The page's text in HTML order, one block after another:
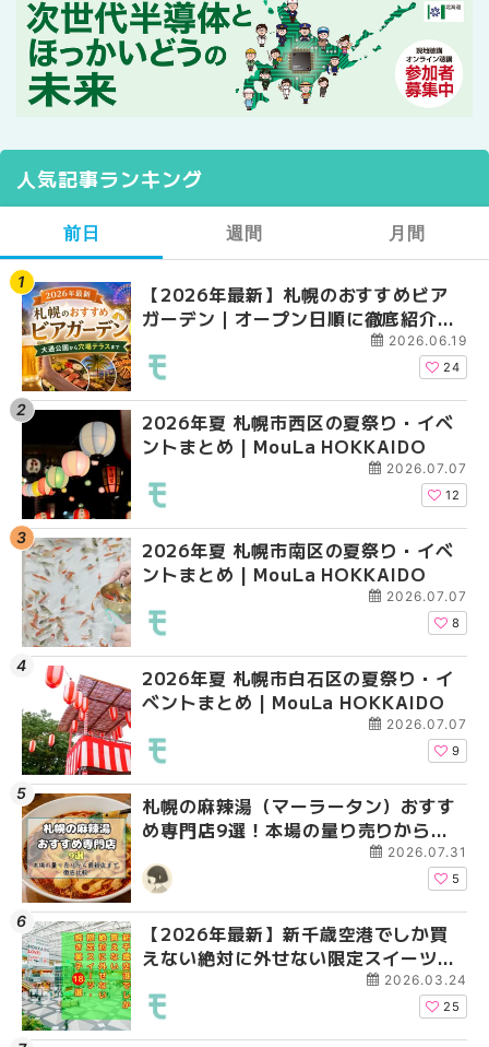
人気記事ランキング
前日
【2026年最新】札幌のおすすめビア
ガーデン｜オープン日順に徹底紹介！
大通公園から穴場テラスまで | MouLa
HOKKAIDO
2026.06.19
24
2026年夏 札幌市西区の夏祭り・イベ
ントまとめ | MouLa HOKKAIDO
2026.07.07
12
2026年夏 札幌市南区の夏祭り・イベ
ントまとめ | MouLa HOKKAIDO
2026.07.07
8
2026年夏 札幌市白石区の夏祭り・イ
ベントまとめ | MouLa HOKKAIDO
2026.07.07
9
札幌の麻辣湯（マーラータン）おすす
め専門店9選！本場の量り売りから最
新店まで徹底比較 | MouLa
HOKKAIDO
2026.07.31
5
【2026年最新】新千歳空港でしか買
えない絶対に外せない限定スイーツ・
焼き菓子18選 | MouLa HOKKAIDO
2026.03.24
25
週間
【2026年最新】札幌
ガーデン｜オープン日
大通公園から穴場テ
2026年夏 札幌市西区
ントまとめ | MouLa
2026年夏 札幌市北区
ントまとめ | MouLa
2026年夏 札幌市手稲
ベントまとめ |
2026年夏 札幌市白石
ベントまとめ |
2026年夏 札幌市南区
ントまとめ | MouLa
月間
【2026年最新】札幌
ガーデン｜オープン日
大通公園から穴場テ
2026年夏 札幌市北区
ントまとめ | MouLa
2026年夏 札幌市西区
ントまとめ | MouLa
2026年夏 札幌市白石
ベントまとめ |
2026年夏 札幌市手稲
ベントまとめ |
2026年夏 札幌市清田
ベントまとめ |